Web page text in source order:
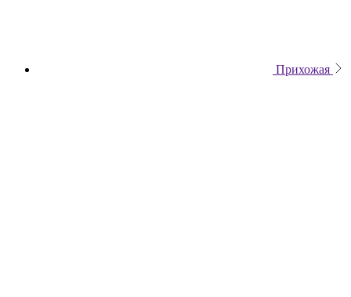
Прихожая